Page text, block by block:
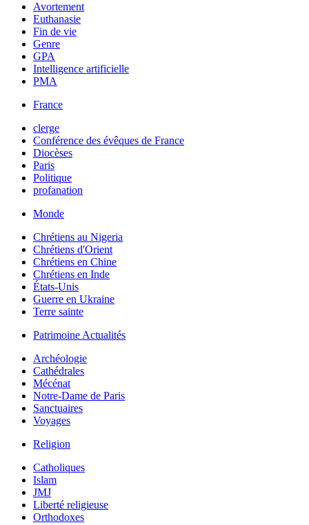
Avortement
Euthanasie
Fin de vie
Genre
GPA
Intelligence artificielle
PMA
France
clerge
Conférence des évêques de France
Diocèses
Paris
Politique
profanation
Monde
Chrétiens au Nigeria
Chrétiens d'Orient
Chrétiens en Chine
Chrétiens en Inde
États-Unis
Guerre en Ukraine
Terre sainte
Patrimoine Actualités
Archéologie
Cathédrales
Mécénat
Notre-Dame de Paris
Sanctuaires
Voyages
Religion
Catholiques
Islam
JMJ
Liberté religieuse
Orthodoxes